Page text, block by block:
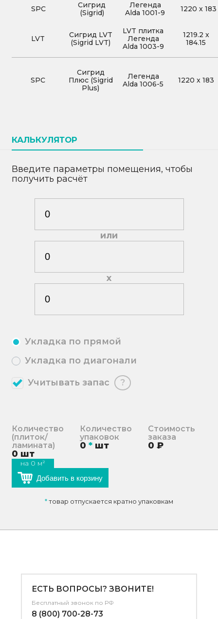
SPC
Сигрид
(Sigrid)
Легенда
Alda 1001-9
1220 x183
LVT
Сигрид LVT
(Sigrid LVT)
LVT плитка
Легенда
Alda 1003-9
1219.2 x
184.15
SPC
Сигрид
Плюс (Sigrid
Plus)
Легенда
Alda 1006-5
1220 x 183
КАЛЬКУЛЯТОР
Введите параметры помещения, чтобы
получить расчёт
или
х
Укладка по прямой
Укладка по диагонали
Учитывать запас ?
Количество
(плиток/
ламината)
0 шт
на 0 м²
Количество
упаковок
0 * шт
Стоимость
заказа
0 ₽
Добавить в корзину
*товар отпускается кратно упаковкам
ЕСТЬ ВОПРОСЫ? ЗВОНИТЕ!
Бесплатный звонок по РФ
8 (800) 700-28-73